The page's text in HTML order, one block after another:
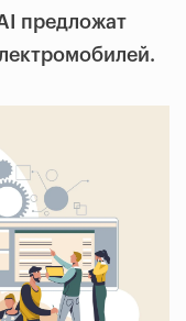
предложат